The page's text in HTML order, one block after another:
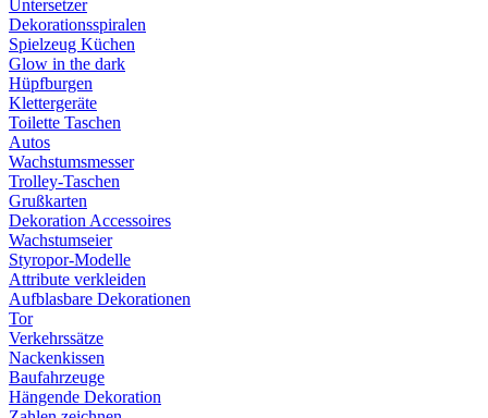
Untersetzer
Dekorationsspiralen
Spielzeug Küchen
Glow in the dark
Hüpfburgen
Klettergeräte
Toilette Taschen
Autos
Wachstumsmesser
Trolley-Taschen
Grußkarten
Dekoration Accessoires
Wachstumseier
Styropor-Modelle
Attribute verkleiden
Aufblasbare Dekorationen
Tor
Verkehrssätze
Nackenkissen
Baufahrzeuge
Hängende Dekoration